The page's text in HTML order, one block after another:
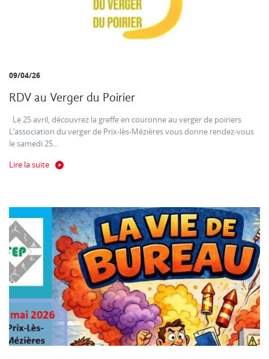
09/04/26
RDV au Verger du Poirier
Le 25 avril, découvrez la greffe en couronne au verger de poiriers
L’association du verger de Prix-lès-Mézières vous donne rendez-vous
le samedi 25...
Lire la suite